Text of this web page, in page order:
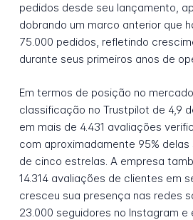
pedidos desde seu lançamento,
dobrando um marco anterior que
75.000 pedidos, refletindo
durante seus primeiros anos de
Em termos de posição no
classificação no Trustpilot de 4,9
em mais de 4.431 avaliações
com aproximadamente 95%
de cinco estrelas. A empresa
14.314 avaliações de clientes em
cresceu sua presença nas redes
23.000 seguidores no Instagram e